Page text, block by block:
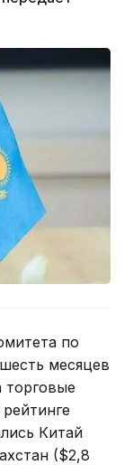
по
месяцев
торговые
Китай
($2,8